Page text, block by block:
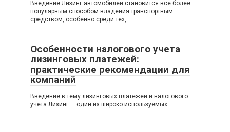
Введение Лизинг автомобилей становится все более
популярным способом владения транспортным
средством, особенно среди тех,
Особенности налогового учета
лизинговых платежей:
практические рекомендации для
компаний
Введение в тему лизинговых платежей и налогового
учета Лизинг — один из широко используемых